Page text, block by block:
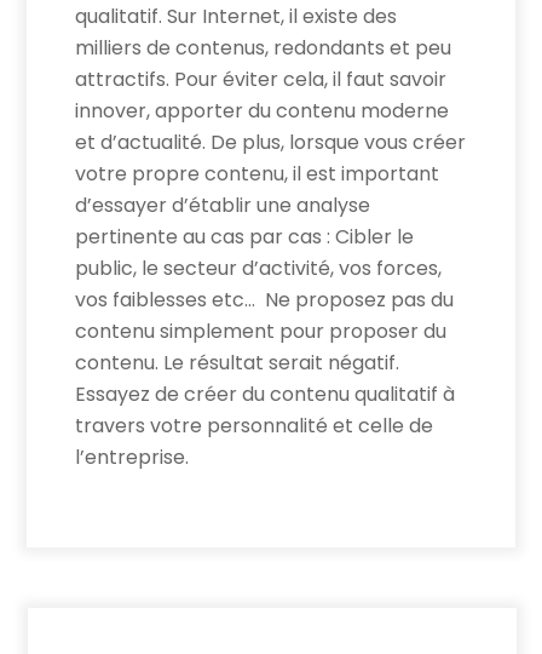
qualitatif. Sur Internet, il existe des
milliers de contenus, redondants et peu
attractifs. Pour éviter cela, il faut savoir
innover, apporter du contenu moderne
et d’actualité. De plus, lorsque vous créer
votre propre contenu, il est important
d’essayer d’établir une analyse
pertinente au cas par cas : Cibler le
public, le secteur d’activité, vos forces,
vos faiblesses etc… Ne proposez pas du
contenu simplement pour proposer du
contenu. Le résultat serait négatif.
Essayez de créer du contenu qualitatif à
travers votre personnalité et celle de
l’entreprise.